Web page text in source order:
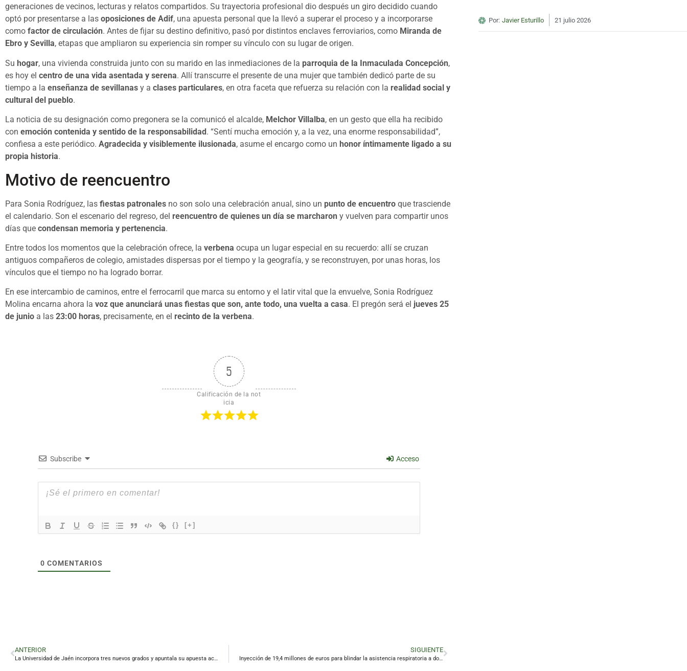
generaciones de vecinos, lecturas y relatos compartidos. Su trayectoria profesional dio después un giro decidido cuando
optó por presentarse a las oposiciones de Adif, una apuesta personal que la llevó a superar el proceso y a incorporarse
como factor de circulación. Antes de fijar su destino definitivo, pasó por distintos enclaves ferroviarios, como Miranda de
Ebro y Sevilla, etapas que ampliaron su experiencia sin romper su vínculo con su lugar de origen.
Su hogar, una vivienda construida junto con su marido en las inmediaciones de la parroquia de la Inmaculada Concepción,
es hoy el centro de una vida asentada y serena. Allí transcurre el presente de una mujer que también dedicó parte de su
tiempo a la enseñanza de sevillanas y a clases particulares, en otra faceta que refuerza su relación con la realidad social y
cultural del pueblo.
La noticia de su designación como pregonera se la comunicó el alcalde, Melchor Villalba, en un gesto que ella ha recibido
con emoción contenida y sentido de la responsabilidad. “Sentí mucha emoción y, a la vez, una enorme responsabilidad”,
confiesa a este periódico. Agradecida y visiblemente ilusionada, asume el encargo como un honor íntimamente ligado a su
propia historia.
Motivo de reencuentro
Para Sonia Rodríguez, las fiestas patronales no son solo una celebración anual, sino un punto de encuentro que trasciende
el calendario. Son el escenario del regreso, del reencuentro de quienes un día se marcharon y vuelven para compartir unos
días que condensan memoria y pertenencia.
Entre todos los momentos que la celebración ofrece, la verbena ocupa un lugar especial en su recuerdo: allí se cruzan
antiguos compañeros de colegio, amistades dispersas por el tiempo y la geografía, y se reconstruyen, por unas horas, los
vínculos que el tiempo no ha logrado borrar.
En ese intercambio de caminos, entre el ferrocarril que marca su entorno y el latir vital que la envuelve, Sonia Rodríguez
Molina encarna ahora la voz que anunciará unas fiestas que son, ante todo, una vuelta a casa. El pregón será el jueves 25
de junio a las 23:00 horas, precisamente, en el recinto de la verbena.
5
Calificación de la not
icia
Subscribe Acceso
{} [+]
0 COMENTARIOS
ANTERIOR
La Universidad de Jaén incorpora tres nuevos grados y apuntala su apuesta académica por Linares
SIGUIENTE
Inyección de 19,4 millones de euros para blindar la asistencia respiratoria a domicilio en la provincia
Por: Javier Esturillo 21 julio 2026